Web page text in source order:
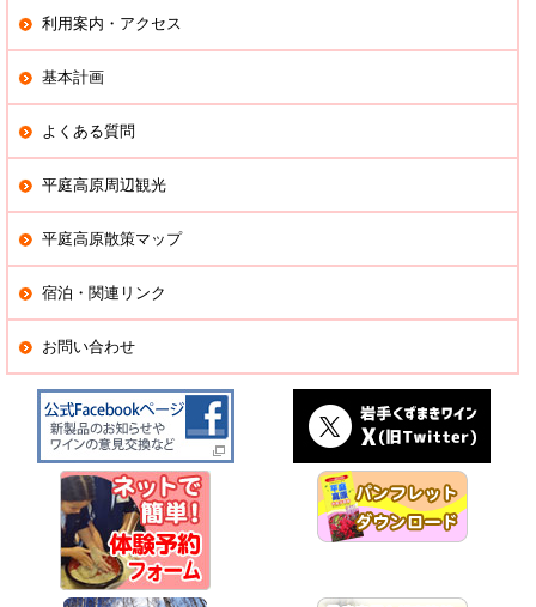
利用案内・アクセス
基本計画
よくある質問
平庭高原周辺観光
平庭高原散策マップ
宿泊・関連リンク
お問い合わせ